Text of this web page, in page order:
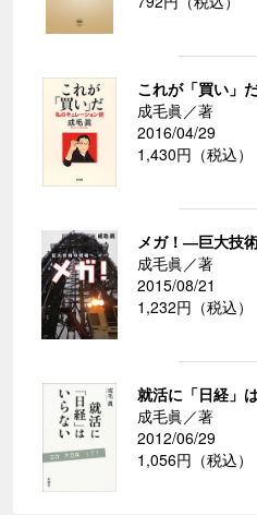
これが「買い」
成毛眞／著
2016/04/29
1,430円（税込）
メガ！―巨大技
成毛眞／著
2015/08/21
1,232円（税込）
就活に「日経」
成毛眞／著
2012/06/29
1,056円（税込）